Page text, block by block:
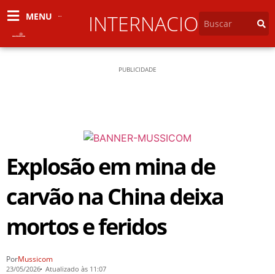
MENU INTERNACIONAL
PUBLICIDADE
Explosão em mina de
carvão na China deixa
mortos e feridos
PorMussicom
23/05/2026 Atualizado às 11:07